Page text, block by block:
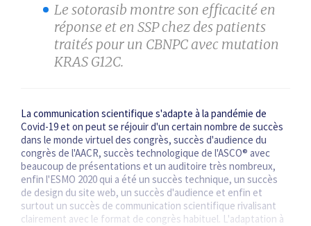
Le sotorasib montre son efficacité en
réponse et en SSP chez des patients
traités pour un CBNPC avec mutation
KRAS G12C.
La communication scientifique s'adapte à la pandémie de
Covid-19 et on peut se réjouir d'un certain nombre de succès
dans le monde virtuel des congrès, succès d'audience du
congrès de l'AACR, succès technologique de l'ASCO® avec
beaucoup de présentations et un auditoire très nombreux,
enfin l'ESMO 2020 qui a été un succès technique, un succès
de design du site web, un succès d'audience et enfin et
surtout un succès de communication scientifique rivalisant
clairement avec le format de congrès habituel. L'adaptation à